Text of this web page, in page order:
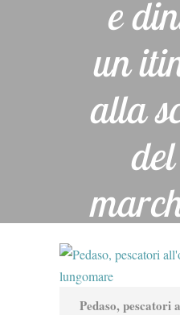
e
un
alla
Pedaso, pescatori